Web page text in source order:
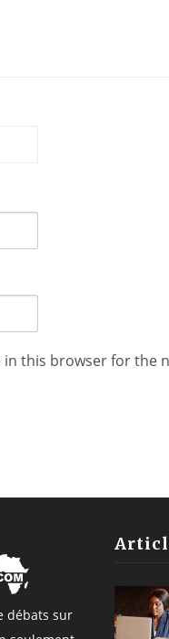
in this browser for the
débats sur